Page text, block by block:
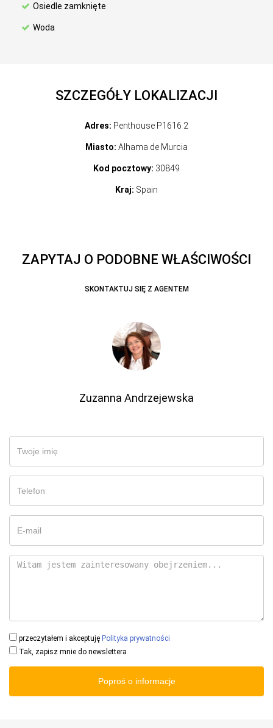
Osiedle zamknięte
Woda
SZCZEGÓŁY LOKALIZACJI
Adres: Penthouse P1616 2
Miasto: Alhama de Murcia
Kod pocztowy: 30849
Kraj: Spain
ZAPYTAJ O PODOBNE WŁAŚCIWOŚCI
SKONTAKTUJ SIĘ Z AGENTEM
Zuzanna Andrzejewska
przeczytałem i akceptuję Polityka prywatności
Tak, zapisz mnie do newslettera
Poproś o informacje